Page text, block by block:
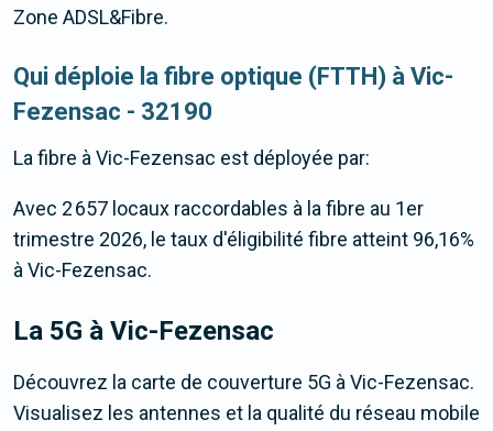
Zone ADSL&Fibre.
Qui déploie la fibre optique (FTTH) à Vic-
Fezensac - 32190
La fibre à Vic-Fezensac est déployée par:
Avec 2 657 locaux raccordables à la fibre au 1er
trimestre 2026, le taux d'éligibilité fibre atteint 96,16%
à Vic-Fezensac.
La 5G à Vic-Fezensac
Découvrez la carte de couverture 5G à Vic-Fezensac.
Visualisez les antennes et la qualité du réseau mobile